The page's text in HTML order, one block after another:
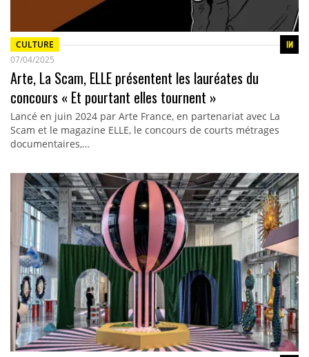
CULTURE
07/04/2025
Arte, La Scam, ELLE présentent les lauréates du
concours « Et pourtant elles tournent »
Lancé en juin 2024 par Arte France, en partenariat avec La
Scam et le magazine ELLE, le concours de courts métrages
documentaires,…